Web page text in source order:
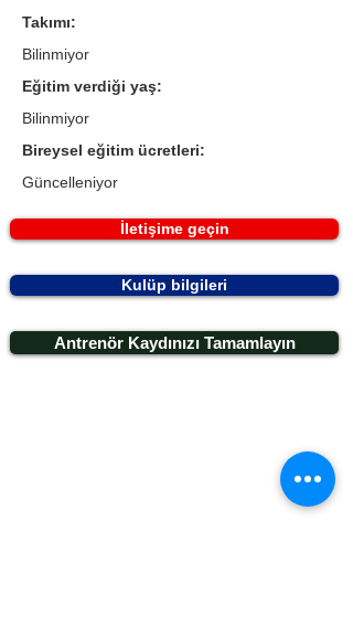
Takımı:
Bilinmiyor
Eğitim verdiği yaş:
Bilinmiyor
Bireysel eğitim ücretleri:
Güncelleniyor
İletişime geçin
Kulüp bilgileri
Antrenör Kaydınızı Tamamlayın